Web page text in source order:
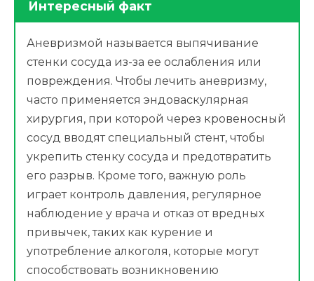
Интересный факт
Аневризмой называется выпячивание
стенки сосуда из-за ее ослабления или
повреждения. Чтобы лечить аневризму,
часто применяется эндоваскулярная
хирургия, при которой через кровеносный
сосуд вводят специальный стент, чтобы
укрепить стенку сосуда и предотвратить
его разрыв. Кроме того, важную роль
играет контроль давления, регулярное
наблюдение у врача и отказ от вредных
привычек, таких как курение и
употребление алкоголя, которые могут
способствовать возникновению